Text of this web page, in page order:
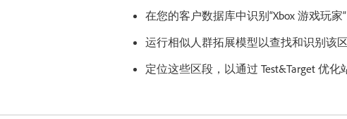
在您的客户数据库中识别“Xbox 游戏玩家”
运行相似人群拓展模型以查找和识别该
定位这些区段，以通过 Test&Target 优化